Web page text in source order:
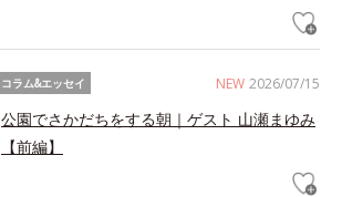
NEW 2026/07/15
コラム&エッセイ
公園でさかだちをする朝｜ゲスト 山瀬まゆみ
【前編】